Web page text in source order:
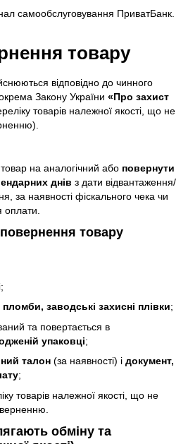
самообслуговування ПриватБанк.
товару
відповідно до чинного
Закону України «Про захист
товарів належної якості, що не
товар на аналогічний або повернути
днів з дати відвантаження/
за наявності фіскального чека чи
оплати.
товару
пломби, заводські захисні плівки;
та повертається в
упаковці;
талон (за наявності) і документ,
;
товарів належної якості, що не
обміну та